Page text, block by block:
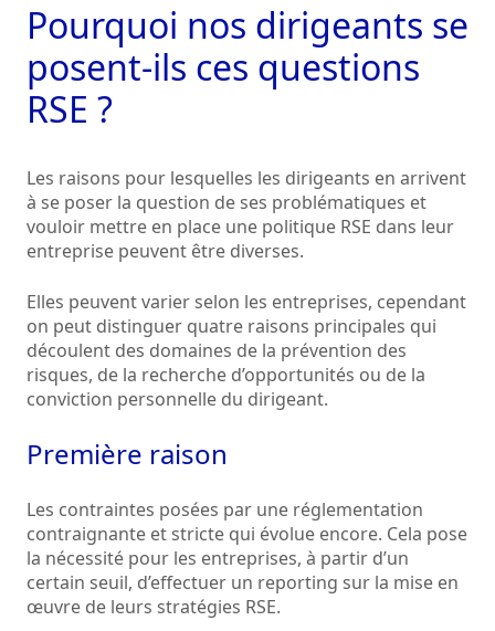
Pourquoi nos dirigeants se
posent-ils ces questions
RSE ?
Les raisons pour lesquelles les dirigeants en arrivent
à se poser la question de ses problématiques et
vouloir mettre en place une politique RSE dans leur
entreprise peuvent être diverses.
Elles peuvent varier selon les entreprises, cependant
on peut distinguer quatre raisons principales qui
découlent des domaines de la prévention des
risques, de la recherche d’opportunités ou de la
conviction personnelle du dirigeant.
Première raison
Les contraintes posées par une réglementation
contraignante et stricte qui évolue encore. Cela pose
la nécessité pour les entreprises, à partir d’un
certain seuil, d’effectuer un reporting sur la mise en
œuvre de leurs stratégies RSE.